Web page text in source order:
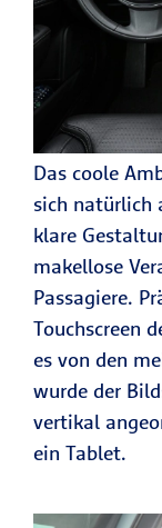
Das coole
sich natürlich
klare
makellose
Passagiere.
Touchscreen
es von den
wurde der
vertikal
ein Tablet.